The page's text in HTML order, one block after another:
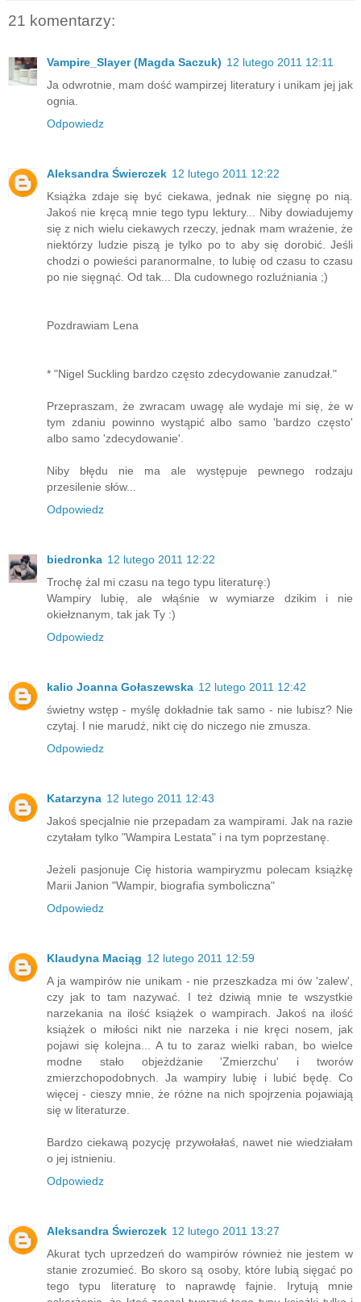
21 komentarzy:
Vampire_Slayer (Magda Saczuk) 12 lutego 2011 12:11
Ja odwrotnie, mam dość wampirzej literatury i unikam jej jak
ognia.
Odpowiedz
Aleksandra Świerczek 12 lutego 2011 12:22
Książka zdaje się być ciekawa, jednak nie sięgnę po nią.
Jakoś nie kręcą mnie tego typu lektury... Niby dowiadujemy
się z nich wielu ciekawych rzeczy, jednak mam wrażenie, że
niektórzy ludzie piszą je tylko po to aby się dorobić. Jeśli
chodzi o powieści paranormalne, to lubię od czasu to czasu
po nie sięgnąć. Od tak... Dla cudownego rozluźniania ;)
Pozdrawiam Lena
* "Nigel Suckling bardzo często zdecydowanie zanudzał."
Przepraszam, że zwracam uwagę ale wydaje mi się, że w
tym zdaniu powinno wystąpić albo samo 'bardzo często'
albo samo 'zdecydowanie'.
Niby błędu nie ma ale występuje pewnego rodzaju
przesilenie słów...
Odpowiedz
biedronka 12 lutego 2011 12:22
Trochę żal mi czasu na tego typu literaturę:)
Wampiry lubię, ale włąśnie w wymiarze dzikim i nie
okiełznanym, tak jak Ty :)
Odpowiedz
kalio Joanna Gołaszewska 12 lutego 2011 12:42
świetny wstęp - myślę dokładnie tak samo - nie lubisz? Nie
czytaj. I nie marudź, nikt cię do niczego nie zmusza.
Odpowiedz
Katarzyna 12 lutego 2011 12:43
Jakoś specjalnie nie przepadam za wampirami. Jak na razie
czytałam tylko "Wampira Lestata" i na tym poprzestanę.
Jeżeli pasjonuje Cię historia wampiryzmu polecam książkę
Marii Janion "Wampir, biografia symboliczna"
Odpowiedz
Klaudyna Maciąg 12 lutego 2011 12:59
A ja wampirów nie unikam - nie przeszkadza mi ów 'zalew',
czy jak to tam nazywać. I też dziwią mnie te wszystkie
narzekania na ilość książek o wampirach. Jakoś na ilość
książek o miłości nikt nie narzeka i nie kręci nosem, jak
pojawi się kolejna... A tu to zaraz wielki raban, bo wielce
modne stało objeżdżanie 'Zmierzchu' i tworów
zmierzchopodobnych. Ja wampiry lubię i lubić będę. Co
więcej - cieszy mnie, że różne na nich spojrzenia pojawiają
się w literaturze.
Bardzo ciekawą pozycję przywołałaś, nawet nie wiedziałam
o jej istnieniu.
Odpowiedz
Aleksandra Świerczek 12 lutego 2011 13:27
Akurat tych uprzedzeń do wampirów również nie jestem w
stanie zrozumieć. Bo skoro są osoby, które lubią sięgać po
tego typu literaturę to naprawdę fajnie. Irytują mnie